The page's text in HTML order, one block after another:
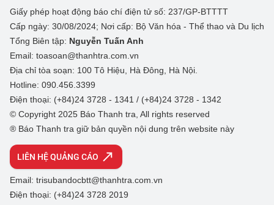
Giấy phép hoạt động báo chí điện tử số: 237/GP-BTTTT
Cấp ngày: 30/08/2024; Nơi cấp: Bộ Văn hóa - Thể thao và Du lịch
Tổng Biên tập: Nguyễn Tuấn Anh
Email: toasoan@thanhtra.com.vn
Địa chỉ tòa soạn: 100 Tô Hiệu, Hà Đông, Hà Nội.
Hotline: 090.456.3399
Điện thoại: (+84)24 3728 - 1341 / (+84)24 3728 - 1342
© Copyright 2025 Báo Thanh tra, All rights reserved
® Báo Thanh tra giữ bản quyền nội dung trên website này
LIÊN HỆ QUẢNG CÁO
Email: trisubandocbtt@thanhtra.com.vn
Điện thoại: (+84)24 3728 2019